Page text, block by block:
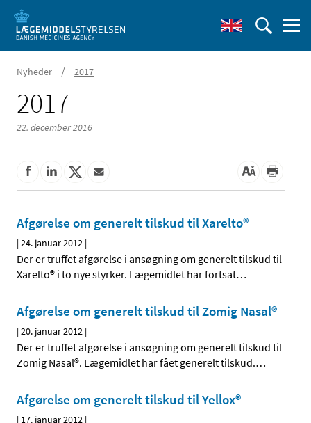
Nyheder / 2017
2017
22. december 2016
Afgørelse om generelt tilskud til Xarelto®
|24. januar 2012 |
Der er truffet afgørelse i ansøgning om generelt tilskud til
Xarelto® i to nye styrker. Lægemidlet har fortsat…
Afgørelse om generelt tilskud til Zomig Nasal®
|20. januar 2012 |
Der er truffet afgørelse i ansøgning om generelt tilskud til
Zomig Nasal®. Lægemidlet har fået generelt tilskud.…
Afgørelse om generelt tilskud til Yellox®
| 17. januar 2012 |